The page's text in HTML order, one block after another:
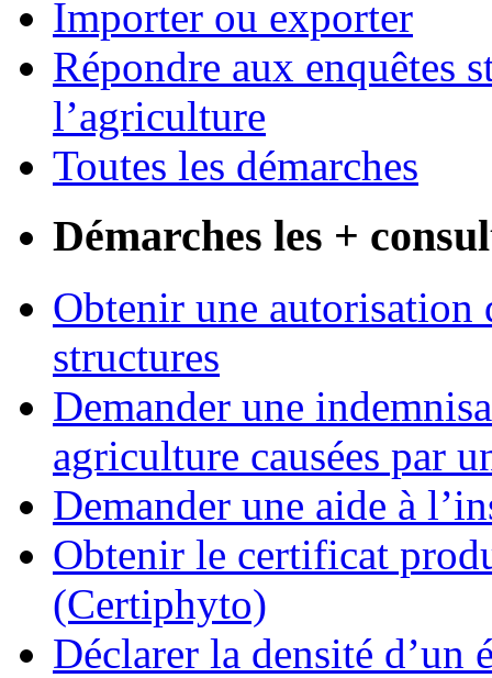
Importer ou exporter
Répondre aux enquêtes
l’agriculture
Toutes les démarches
Démarches les +
Obtenir une autorisation
structures
Demander une
agriculture causées par
Demander une aide à
Obtenir le certificat
(Certiphyto)
Déclarer la densité d’un